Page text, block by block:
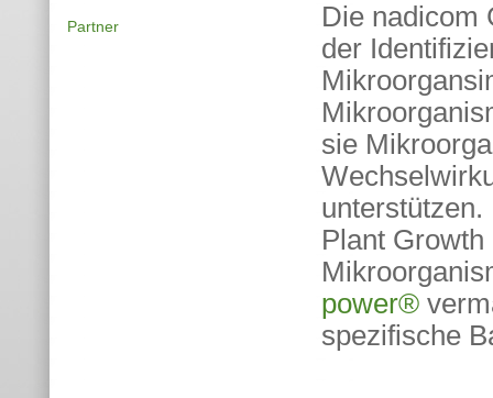
Partner
Die nadicom
der
sie
Plant
power®
spezifische